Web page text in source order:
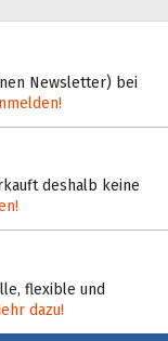
Newsletter) bei
deshalb keine
flexible und
dazu!